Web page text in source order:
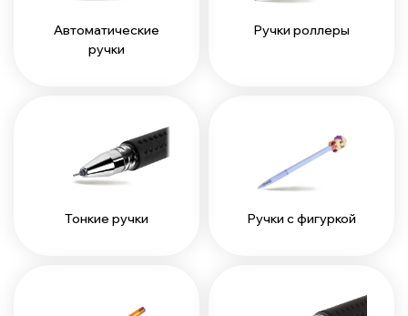
Автоматические
ручки
Ручки роллеры
Тонкие ручки Ручки с фигуркой